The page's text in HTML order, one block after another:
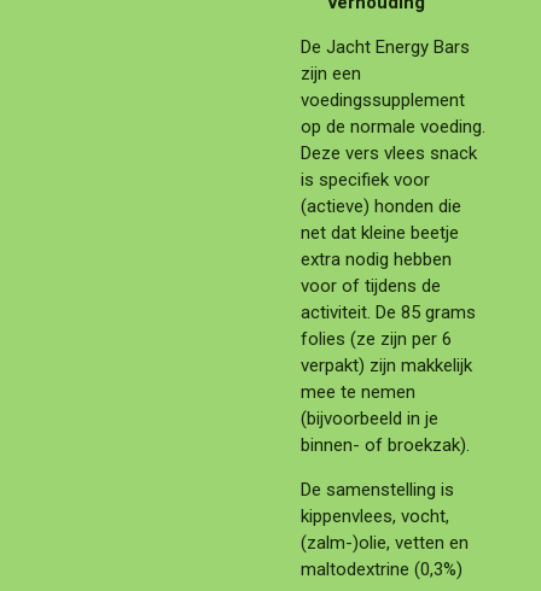
De Jacht Energy Bars
zijn een
voedingssupplement
op de normale voeding.
Deze vers vlees snack
is specifiek voor
(actieve) honden die
net dat kleine beetje
extra nodig hebben
voor of tijdens de
activiteit. De 85 grams
folies (ze zijn per 6
verpakt) zijn makkelijk
mee te nemen
(bijvoorbeeld in je
binnen- of broekzak).
De samenstelling is
kippenvlees, vocht,
(zalm-)olie, vetten en
maltodextrine (0,3%)